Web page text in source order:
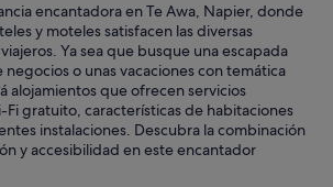
encantadora en Te Awa, Napier, donde
y moteles satisfacen las diversas
Ya sea que busque una escapada
o unas vacaciones con temática
alojamientos que ofrecen servicios
Fi gratuito, características de habitaciones
instalaciones. Descubra la combinación
y accesibilidad en este encantador